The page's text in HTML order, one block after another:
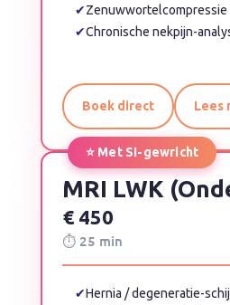
✔Zenuwwortelcompressie
✔Chronische nekpijn-
Boek direct Lees
⭐ Met SI-gewricht
MRI LWK
€ 450
⏱ 25 min
✔Hernia / degeneratie-